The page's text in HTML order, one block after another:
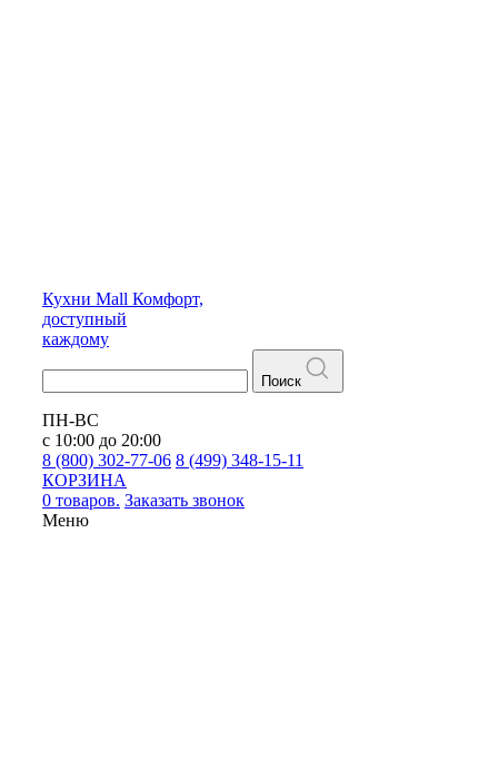
Кухни Mall Комфорт,
доступный
каждому
Поиск
ПН-ВС
с 10:00 до 20:00
8 (800) 302-77-06 8 (499) 348-15-11
КОРЗИНА
0 товаров. Заказать звонок
Меню